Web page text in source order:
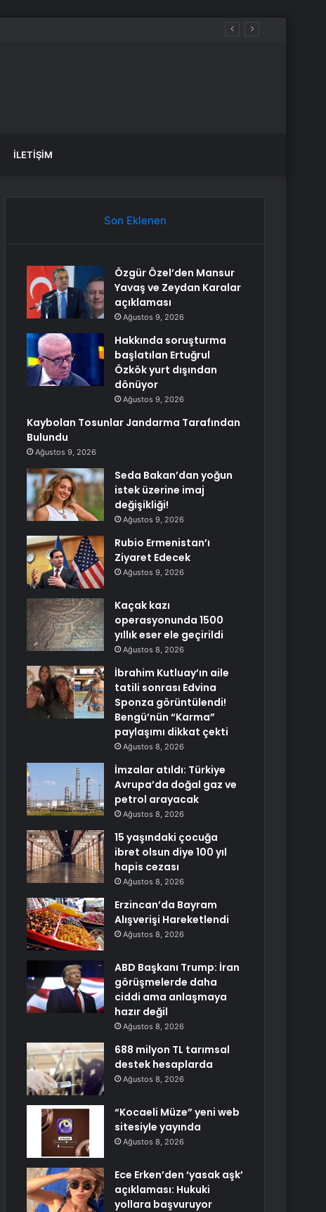
İLETIŞIM
Son Eklenen
Özgür Özel’den Mansur
Yavaş ve Zeydan Karalar
açıklaması
Ağustos 9, 2026
Hakkında soruşturma
başlatılan Ertuğrul
Özkök yurt dışından
dönüyor
Ağustos 9, 2026
Kaybolan Tosunlar Jandarma Tarafından
Bulundu
Ağustos 9, 2026
Seda Bakan’dan yoğun
istek üzerine imaj
değişikliği!
Ağustos 9, 2026
Rubio Ermenistan’ı
Ziyaret Edecek
Ağustos 9, 2026
Kaçak kazı
operasyonunda 1500
yıllık eser ele geçirildi
Ağustos 8, 2026
İbrahim Kutluay’ın aile
tatili sonrası Edvina
Sponza görüntülendi!
Bengü’nün “Karma”
paylaşımı dikkat çekti
Ağustos 8, 2026
İmzalar atıldı: Türkiye
Avrupa’da doğal gaz ve
petrol arayacak
Ağustos 8, 2026
15 yaşındaki çocuğa
ibret olsun diye 100 yıl
hapis cezası
Ağustos 8, 2026
Erzincan’da Bayram
Alışverişi Hareketlendi
Ağustos 8, 2026
ABD Başkanı Trump: İran
görüşmelerde daha
ciddi ama anlaşmaya
hazır değil
Ağustos 8, 2026
688 milyon TL tarımsal
destek hesaplarda
Ağustos 8, 2026
“Kocaeli Müze” yeni web
sitesiyle yayında
Ağustos 8, 2026
Ece Erken’den ‘yasak aşk’
açıklaması: Hukuki
yollara başvuruyor